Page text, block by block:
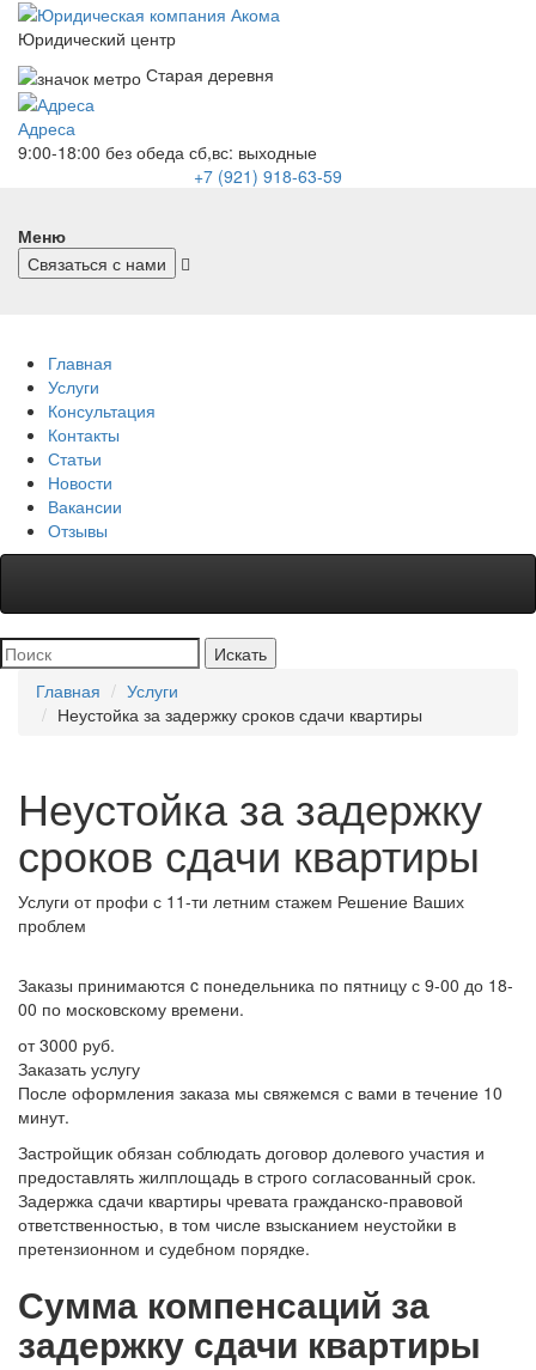
Юридический центр
Старая деревня
Адреса
9:00-18:00 без обеда сб,вс: выходные
+7 (921) 918-63-59
Меню
Связаться с нами
Главная
Услуги
Консультация
Контакты
Статьи
Новости
Вакансии
Отзывы
Главная
Услуги
Неустойка за задержку сроков сдачи квартиры
Неустойка за задержку
сроков сдачи квартиры
Услуги от профи с 11-ти летним стажем Решение Ваших
проблем
Заказы принимаются c понедельника по пятницу с 9-00 до 18-
00 по московскому времени.
от 3000 руб.
Заказать услугу
После оформления заказа мы свяжемся с вами в течение 10
минут.
Застройщик обязан соблюдать договор долевого участия и
предоставлять жилплощадь в строго согласованный срок.
Задержка сдачи квартиры чревата гражданско-правовой
ответственностью, в том числе взысканием неустойки в
претензионном и судебном порядке.
Сумма компенсаций за
задержку сдачи квартиры